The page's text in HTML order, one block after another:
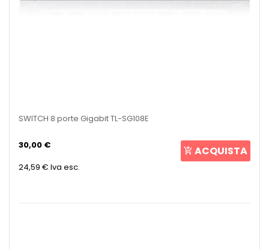
SWITCH 8 porte Gigabit TL-SG108E
30,00 €
24,59 € Iva esc.
ACQUISTA